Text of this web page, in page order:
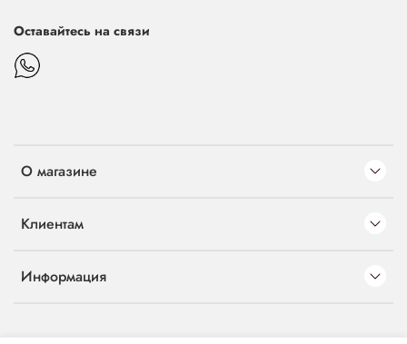
О магазине
Клиентам
Информация
Оставайтесь на связи